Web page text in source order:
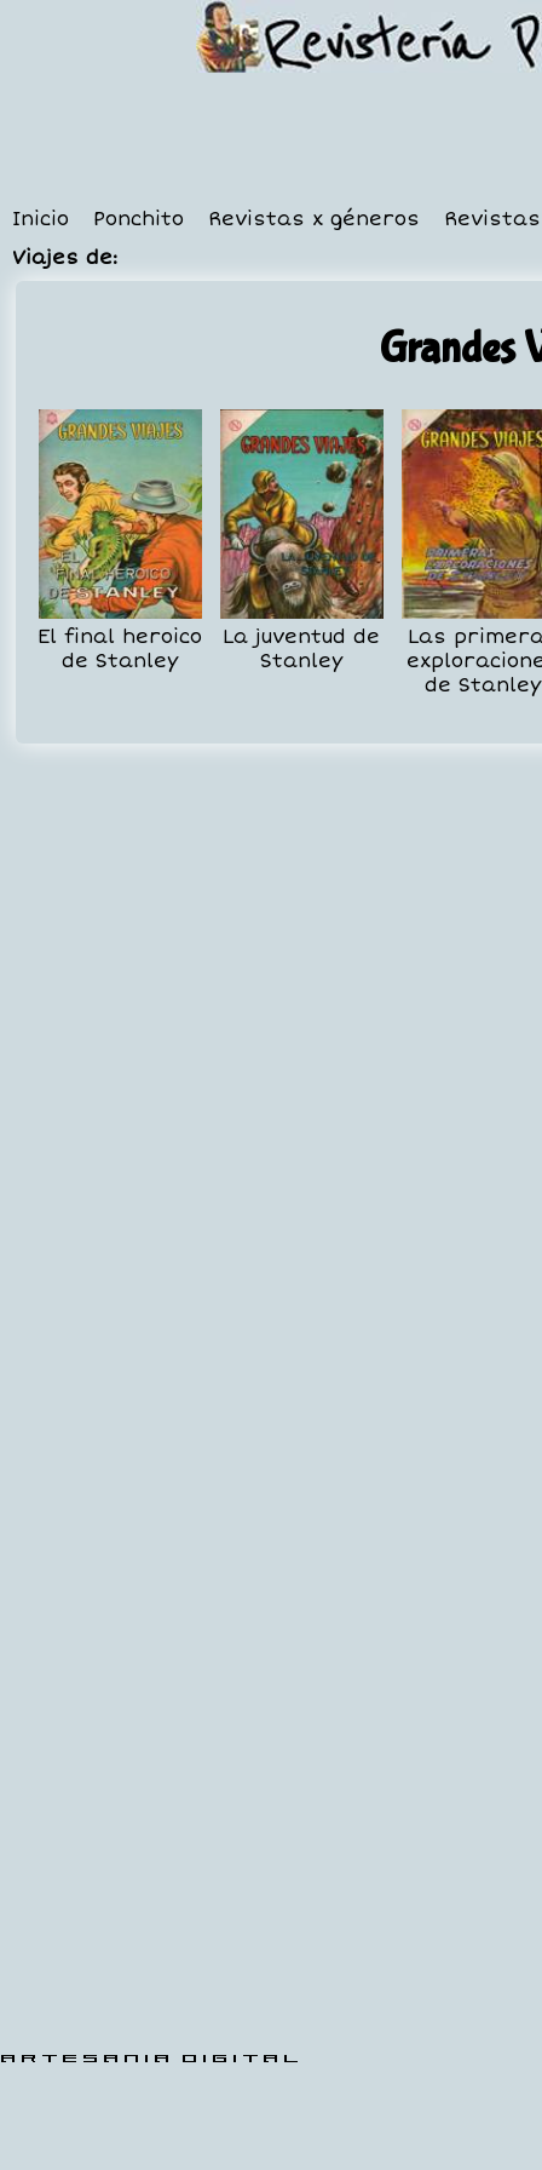
Inicio Ponchito Revistas x géneros
Viajes de:
Grandes
El final heroico
de Stanley
La juventud de
Stanley
Las
de Stanley